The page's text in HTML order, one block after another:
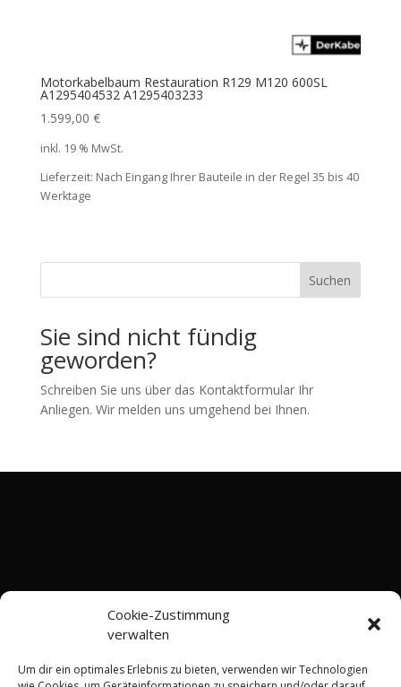
Cookie-Zustimmung
verwalten
Um dir ein optimales Erlebnis zu bieten, verwenden wir Technologien
Motorkabelbaum Restauration R129 M120 600SL
A1295404532 A1295403233
1.599,00 €
inkl. 19 % MwSt.
Lieferzeit: Nach Eingang Ihrer Bauteile in der Regel 35 bis 40
Werktage
Suchen
Sie sind nicht fündig
geworden?
Schreiben Sie uns über das Kontaktformular Ihr
Anliegen. Wir melden uns umgehend bei Ihnen.